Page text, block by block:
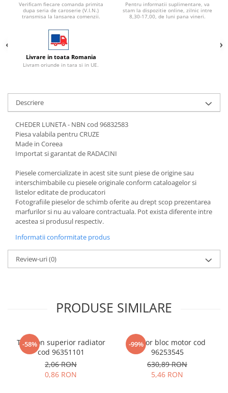
Verificam fiecare comanda primita
dupa seria de caroserie (V.I.N.)
transmisa la lansarea comenzii.
Pentru informatii suplimentare, va
stam la dispozitie online, zilnic intre
8,30-17,00, de luni pana vineri.
Livrare in toata Romania
Livram oriunde in tara si in UE.
Descriere
CHEDER LUNETA - NBN cod 96832583
Piesa valabila pentru CRUZE
Made in Coreea
Importat si garantat de RADACINI
Piesele comercializate in acest site sunt piese de origine sau
interschimbabile cu piesele originale conform cataloagelor si
listelor editate de producatori
Fotografiile pieselor de schimb oferite au drept scop prezentarea
marfurilor si nu au valoare contractuala. Pot exista diferente intre
acestea si produsul respectiv.
Informatii conformitate produs
Review-uri(0)
PRODUSE SIMILARE
-58%
Tampon superior radiator
cod 96351101
2,06 RON
0,86 RON
-99%
Senzor bloc motor cod
96253545
630,89 RON
5,46 RON